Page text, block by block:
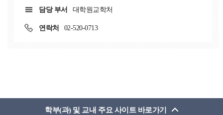
담당 부서 대학원교학처
연락처 02-520-0713
학부(과) 및 교내 주요 사이트 바로가기